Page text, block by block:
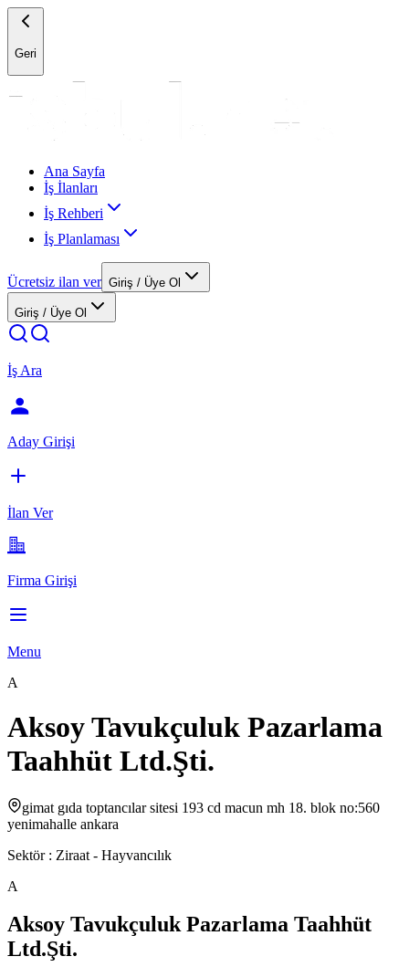
Geri
Ana Sayfa
İş İlanları
İş Rehberi
İş Planlaması
Ücretsiz ilan ver Giriş / Üye Ol
Giriş / Üye Ol
İş Ara
Aday Girişi
İlan Ver
Firma Girişi
Menu
A
Aksoy Tavukçuluk Pazarlama
Taahhüt Ltd.Şti.
gimat gıda toptancılar sitesi 193 cd macun mh 18. blok no:560
yenimahalle ankara
Sektör : Ziraat - Hayvancılık
A
Aksoy Tavukçuluk Pazarlama Taahhüt
Ltd.Şti.